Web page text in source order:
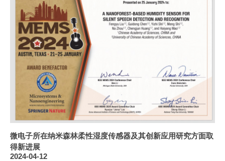
微电子所在纳米森林柔性湿度传感器及其创新应用研究方面取
得新进展
2024-04-12